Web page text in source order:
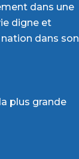
dans une
digne et
dans son
plus grande